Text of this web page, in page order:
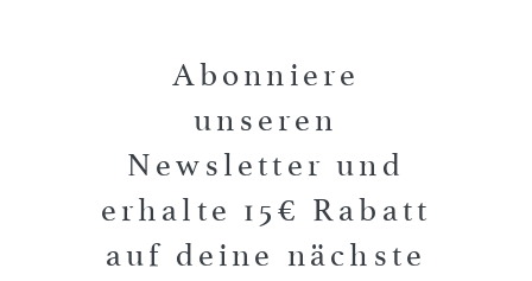
Abonniere
unseren
Newsletter und
erhalte 15€ Rabatt
auf deine nächste